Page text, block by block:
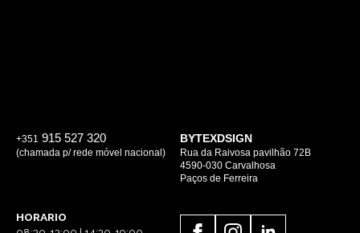
+351 915 527 320
(chamada p/ rede móvel nacional)
BYTEXDSIGN
Rua da Raivosa pavilhão 72B
4590-030 Carvalhosa
Paços de Ferreira
HORARIO